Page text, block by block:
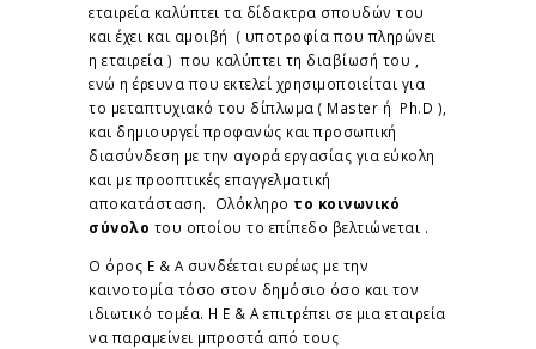
εταιρεία καλύπτει τα δίδακτρα σπουδών του
και έχει και αμοιβή ( υποτροφία που πληρώνει
η εταιρεία ) που καλύπτει τη διαβίωσή του ,
ενώ η έρευνα που εκτελεί χρησιμοποιείται για
το μεταπτυχιακό του δίπλωμα ( Master ή Ph.D ),
και δημιουργεί προφανώς και προσωπική
διασύνδεση με την αγορά εργασίας για εύκολη
και με προοπτικές επαγγελματική
αποκατάσταση. Ολόκληρο το κοινωνικό
σύνολο του οποίου το επίπεδο βελτιώνεται .
Ο όρος Ε & Α συνδέεται ευρέως με την
καινοτομία τόσο στον δημόσιο όσο και τον
ιδιωτικό τομέα. Η Ε & Α επιτρέπει σε μια εταιρεία
να παραμείνει μπροστά από τους